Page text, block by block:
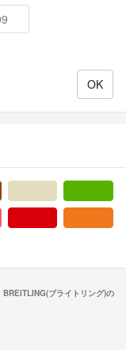
BREITLING(ブライトリング)の